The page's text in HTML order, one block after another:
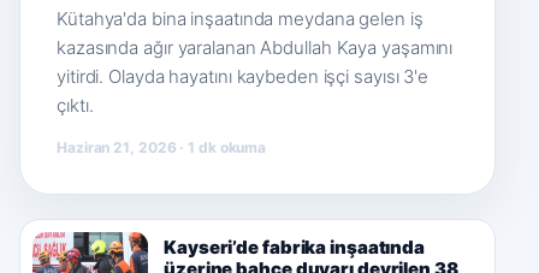
Kütahya'da bina inşaatında meydana gelen iş
kazasında ağır yaralanan Abdullah Kaya yaşamını
yitirdi. Olayda hayatını kaybeden işçi sayısı 3'e
çıktı.
Haziran 21, 2026 · 1 dk okuma
Kayseri’de fabrika inşaatında